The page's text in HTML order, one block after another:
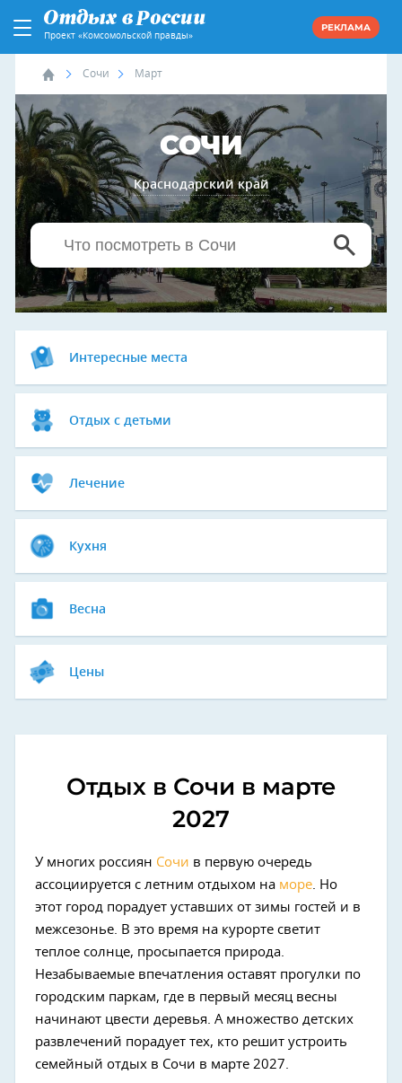
Проект «Комсомольской правды»
РЕКЛАМА
Сочи Март
СОЧИ
Краснодарский край
Интересные места
Отдых с детьми
Лечение
Кухня
Весна
Цены
Отдых в Сочи в марте
2027
У многих россиян Сочи в первую очередь
ассоциируется с летним отдыхом на море. Но
этот город порадует уставших от зимы гостей и в
межсезонье. В это время на курорте светит
теплое солнце, просыпается природа.
Незабываемые впечатления оставят прогулки по
городским паркам, где в первый месяц весны
начинают цвести деревья. А множество детских
развлечений порадует тех, кто решит устроить
семейный отдых в Сочи в марте 2027.